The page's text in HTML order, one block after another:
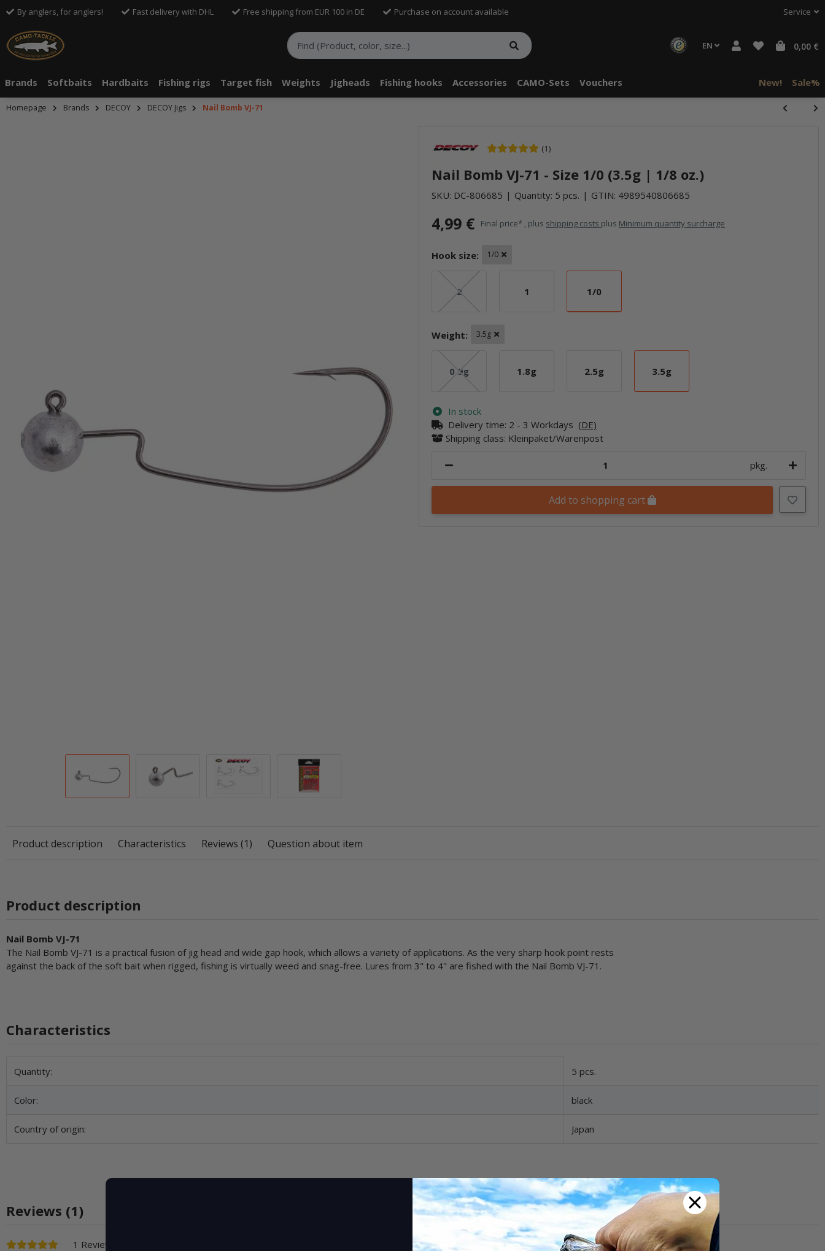
By anglers, for anglers! Fast delivery with DHL Free shipping from EUR 100 in DE Purchase on account available Service
EN 0,00 €
Brands Softbaits Hardbaits Fishing rigs Target fish Weights Jigheads Fishing hooks Accessories CAMO-Sets Vouchers New! Sale%
Homepage Brands DECOY DECOY Jigs Nail Bomb VJ-71
(1)
Nail Bomb VJ-71 - Size 1/0 (3.5g | 1/8 oz.)
SKU: DC-806685 Quantity: 5 pcs. GTIN: 4989540806685
4,99 € Final price* , plus shipping costs plus Minimum quantity surcharge
Hook size: 1/0
2
2 11 1/0
1/0
Weight: 3.5g
0.9g
0.9g 1.8g
1.8g 2.5g
2.5g 3.5g
3.5g
In stock
Delivery time: 2 - 3 Workdays (DE)
Shipping class: Kleinpaket/Warenpost
pkg.
Add to shopping cart
Product description Characteristics Reviews (1) Question about item
Product description
Nail Bomb VJ-71
The Nail Bomb VJ-71 is a practical fusion of jig head and wide gap hook, which allows a variety of applications. As the very sharp hook point rests
against the back of the soft bait when rigged, fishing is virtually weed and snag-free. Lures from 3" to 4" are fished with the Nail Bomb VJ-71.
Characteristics
Item information
Value
Quantity: 5 pcs.
Color: black
Country of origin: Japan
Reviews (1)
1 Reviews